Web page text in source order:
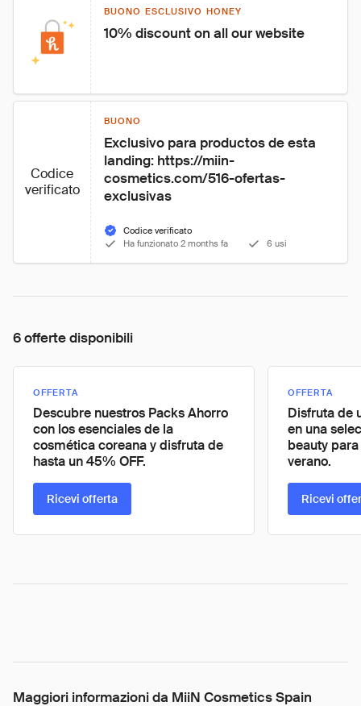
BUONO ESCLUSIVO HONEY
10% discount on all our website
Codice
verificato
BUONO
Exclusivo para productos de esta
landing: https://miin-
cosmetics.com/516-ofertas-
exclusivas
Codice verificato
Ha funzionato 2 months fa
6 usi
6 offerte disponibili
OFFERTA
Descubre nuestros Packs Ahorro
con los esenciales de la
cosmética coreana y disfruta de
hasta un 45% OFF.
Ricevi offerta
OFFERTA
Disfruta de
en una
beauty
verano.
Ricevi
Maggiori informazioni da MiiN Cosmetics Spain